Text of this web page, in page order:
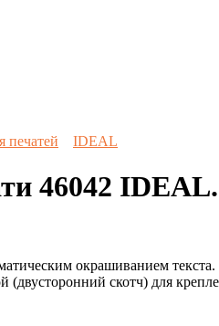
печатей IDEAL
46042
окрашиванием
(двусторонний скотч) для